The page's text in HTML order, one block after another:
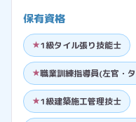
保有資格
1級タイル張り技能士
職業訓練指導員(左官・
1級建築施工管理技士